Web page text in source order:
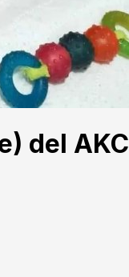
del AKC